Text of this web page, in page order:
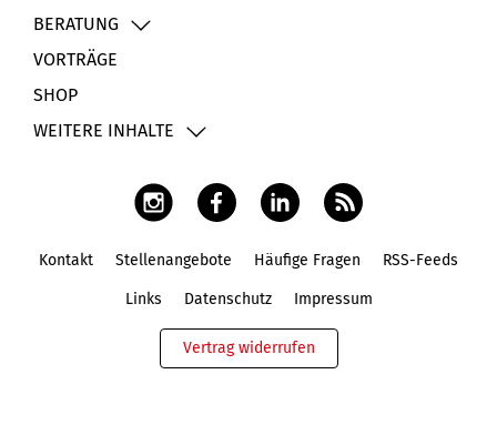
BERATUNG
VORTRÄGE
SHOP
WEITERE INHALTE
Kontakt Stellenangebote Häufige Fragen RSS-Feeds
Links Datenschutz Impressum
Vertrag widerrufen